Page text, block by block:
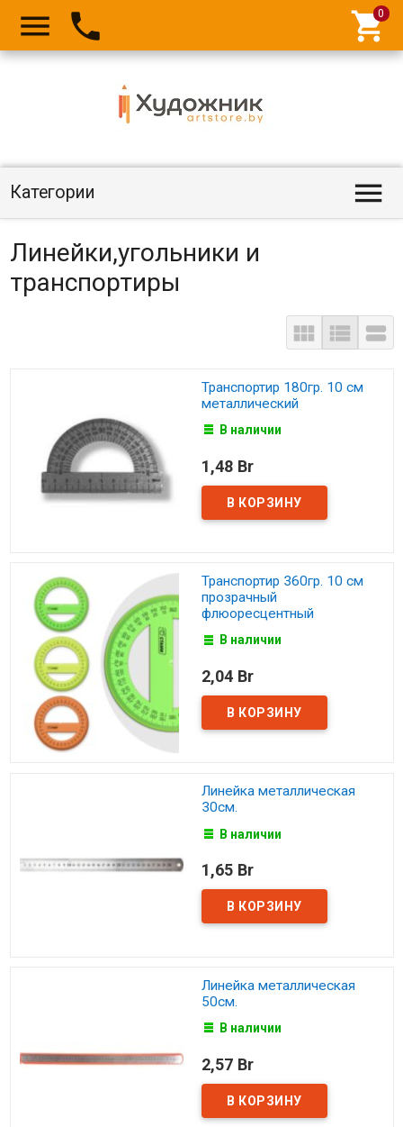
  
Категории 
Линейки,угольники и
транспортиры
  
Транспортир 180гр. 10 см
металлический
В наличии
1,48 Br
Транспортир 360гр. 10 см
прозрачный
флюоресцентный
В наличии
2,04 Br
Линейка металлическая
30см.
В наличии
1,65 Br
Линейка металлическая
50см.
В наличии
2,57 Br